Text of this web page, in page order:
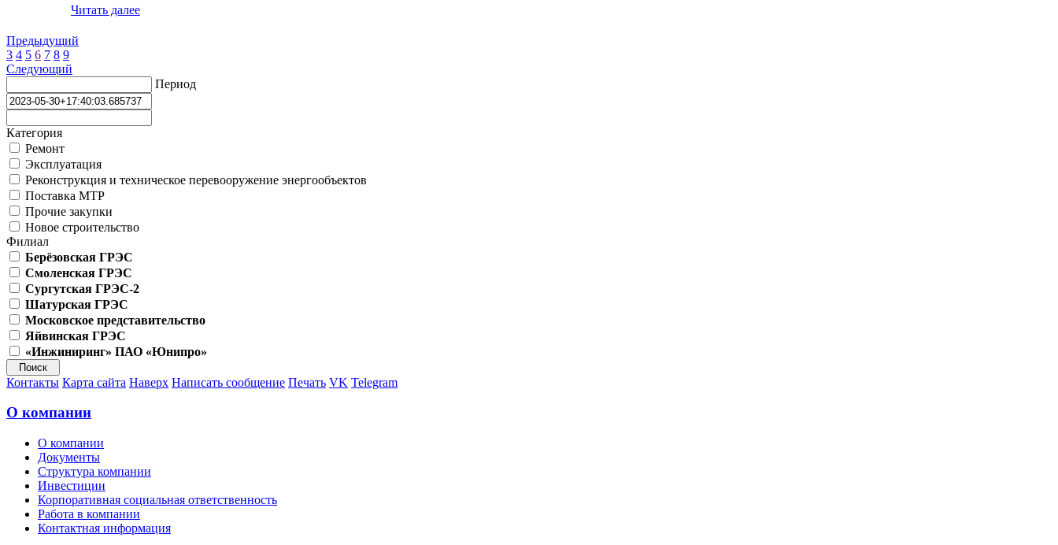
Читать далее
Предыдущий
3 4 5 6 7 8 9
Следующий
Период
Категория
Ремонт
Эксплуатация
Реконструкция и техническое перевооружение энергообъектов
Поставка МТР
Прочие закупки
Новое строительство
Филиал
Берёзовская ГРЭС
Смоленская ГРЭС
Сургутская ГРЭС-2
Шатурская ГРЭС
Московское представительство
Яйвинская ГРЭС
«Инжиниринг» ПАО «Юнипро»
Контакты Карта сайта Наверх Написать сообщение Печать VK Telegram
О компании
О компании
Документы
Структура компании
Инвестиции
Корпоративная социальная ответственность
Работа в компании
Контактная информация